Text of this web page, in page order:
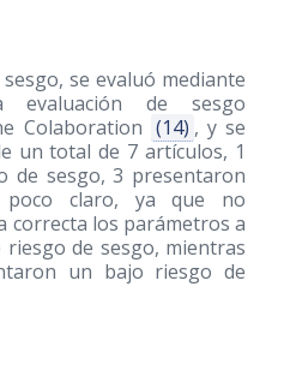
se evaluó mediante
evaluación de sesgo
Colaboration (14) , y se
un total de 7 artículos, 1
de sesgo, 3 presentaron
claro, ya que no
correcta los parámetros a
de sesgo, mientras
un bajo riesgo de